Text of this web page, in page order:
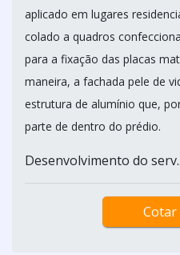
aplicado em lugares
colado a quadros
para a fixação das placas
maneira, a fachada pele de
estrutura de alumínio que,
parte de dentro do prédio.
Desenvolvimento do